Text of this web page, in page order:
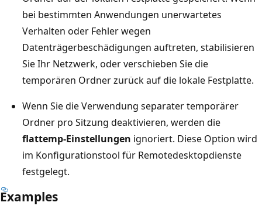
bei bestimmten Anwendungen unerwartetes
Verhalten oder Fehler wegen
Datenträgerbeschädigungen auftreten, stabilisieren
Sie Ihr Netzwerk, oder verschieben Sie die
temporären Ordner zurück auf die lokale Festplatte.
Wenn Sie die Verwendung separater temporärer
Ordner pro Sitzung deaktivieren, werden die
flattemp-Einstellungen ignoriert. Diese Option wird
im Konfigurationstool für Remotedesktopdienste
festgelegt.
Examples